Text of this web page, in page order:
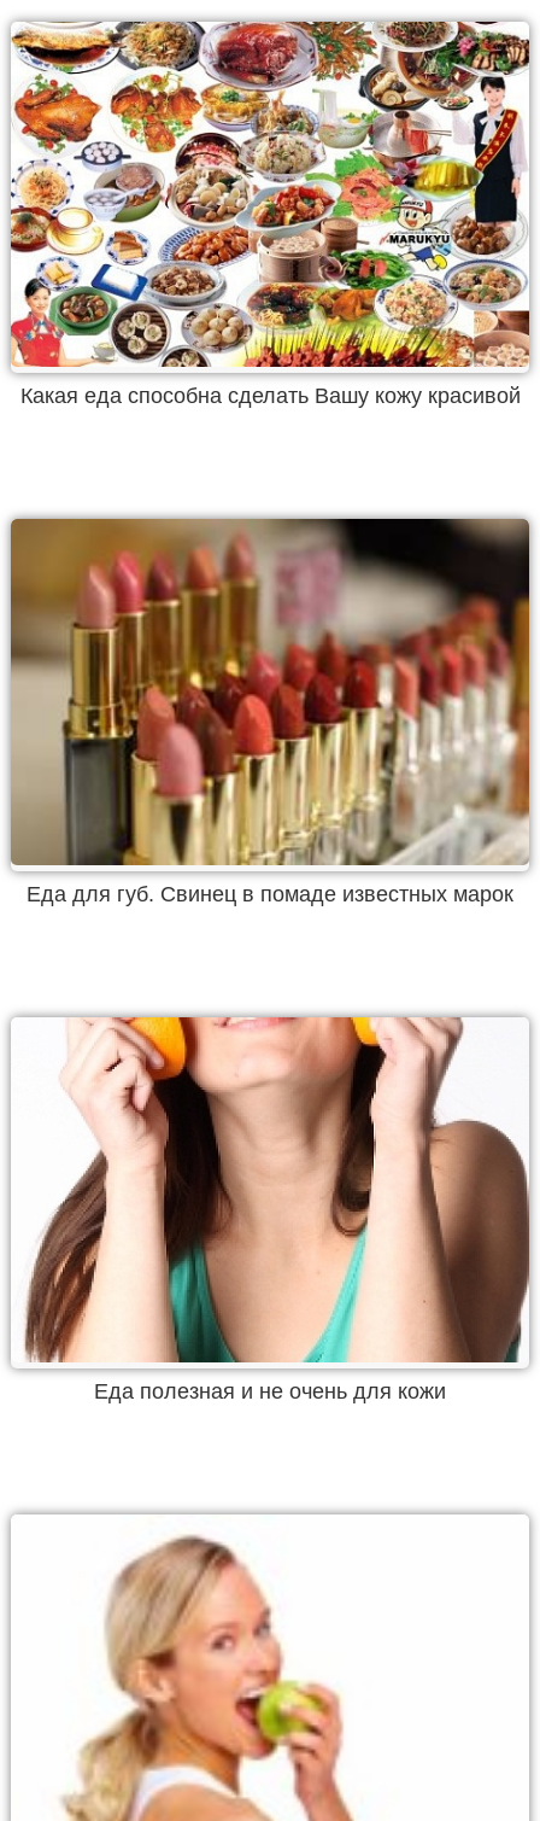
Какая еда способна сделать Вашу кожу красивой
Еда для губ. Свинец в помаде известных марок
Еда полезная и не очень для кожи